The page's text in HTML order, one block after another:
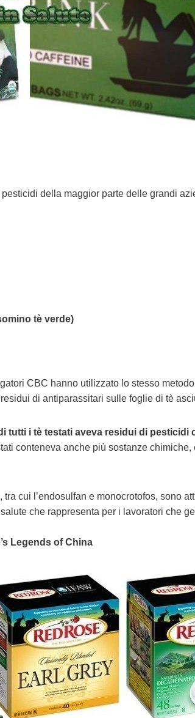
della maggior parte delle grandi
tè verde)
CBC hanno utilizzato lo stesso
di antiparassitari sulle foglie di tè
tutti i tè testati aveva residui di pesticidi
conteneva anche più sostanze
cui l’endosulfan e monocrotofos, sono
che rappresenta per i lavoratori che
Legends of China